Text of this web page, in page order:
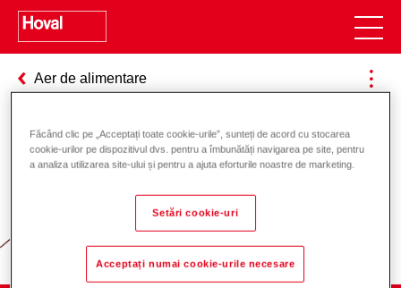
Aer de alimentare
Responsabilitate pentru energie și
mediu
Făcând clic pe „Acceptați toate cookie-urile”, sunteți de acord cu stocarea
cookie-urilor pe dispozitivul dvs. pentru a îmbunătăți navigarea pe site, pentru
a analiza utilizarea site-ului și pentru a ajuta eforturile noastre de marketing.
Setări cookie-uri
Acceptați numai cookie-urile necesare